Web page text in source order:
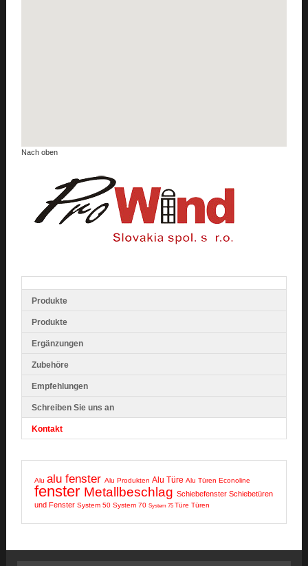
Nach oben
Produkte
Produkte
Ergänzungen
Zubehöre
Empfehlungen
Schreiben Sie uns an
Kontakt
Alu alu fenster Alu Produkten Alu Türe Alu Türen Econoline
fenster Metallbeschlag Schiebefenster Schiebetüren
und Fenster System 50 System 70 System 75 Türe Türen